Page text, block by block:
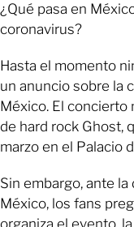
¿Qué pasa en
coronavirus?
Hasta el momento
un anuncio sobre la
México. El concierto
de hard rock Ghost,
marzo en el Palacio
Sin embargo, ante
México, los fans
organiza el evento,